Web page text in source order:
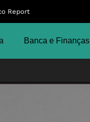
Report
Banca e Finanças